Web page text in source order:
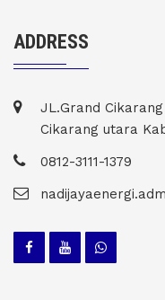
ADDRESS
JL.Grand Cikarang
Cikarang utara
0812-3111-1379